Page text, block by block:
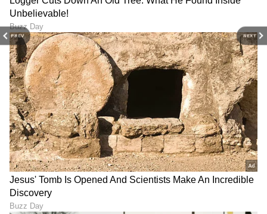
PREV NEXT
ಬಿಸಿ ನೀರು ಮತ್ತು ಒಂದು ಕಪ್ ಬಿಳಿ ವಿನೆಗರ್ (White
Vinegar) ಬಳಸಿ ತೊಳೆದರೆ ಬ್ಯಾಕ್ಟೀರಿಯಾ ನಾಶವಾಗಿ
ಟವೆಲ್ ಮತ್ತೆ ಫ್ರೆಶ್ ಆಗುತ್ತದೆ.